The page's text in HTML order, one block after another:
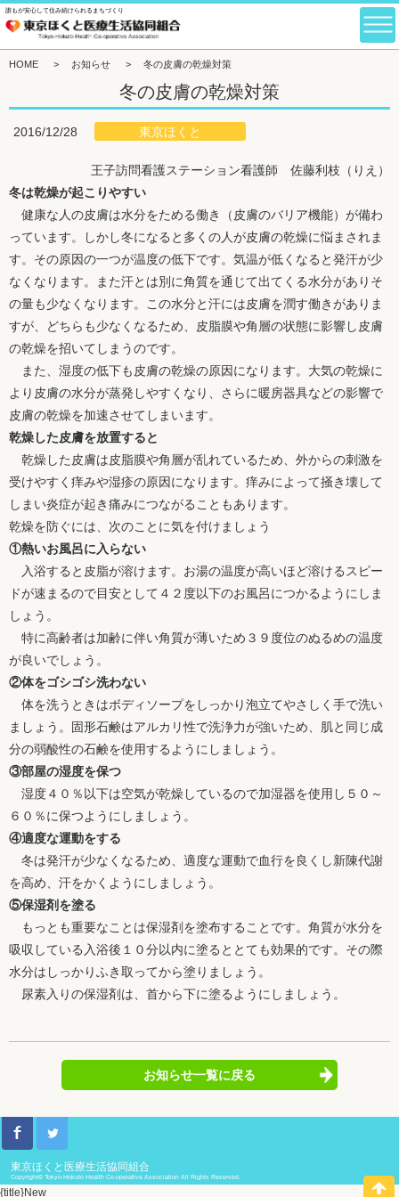
誰もが安心して住み続けられるまちづくり
HOME > お知らせ > 冬の皮膚の乾燥対策
冬の皮膚の乾燥対策
2016/12/28 東京ほくと
王子訪問看護ステーション看護師 佐藤利枝（りえ）
冬は乾燥が起こりやすい
健康な人の皮膚は水分をためる働き（皮膚のバリア機能）が備わ
っています。しかし冬になると多くの人が皮膚の乾燥に悩まされま
す。その原因の一つが温度の低下です。気温が低くなると発汗が少
なくなります。また汗とは別に角質を通じて出てくる水分がありそ
の量も少なくなります。この水分と汗には皮膚を潤す働きがありま
すが、どちらも少なくなるため、皮脂膜や角層の状態に影響し皮膚
の乾燥を招いてしまうのです。
また、湿度の低下も皮膚の乾燥の原因になります。大気の乾燥に
より皮膚の水分が蒸発しやすくなり、さらに暖房器具などの影響で
皮膚の乾燥を加速させてしまいます。
乾燥した皮膚を放置すると
乾燥した皮膚は皮脂膜や角層が乱れているため、外からの刺激を
受けやすく痒みや湿疹の原因になります。痒みによって掻き壊して
しまい炎症が起き痛みにつながることもあります。
乾燥を防ぐには、次のことに気を付けましょう
①熱いお風呂に入らない
入浴すると皮脂が溶けます。お湯の温度が高いほど溶けるスピー
ドが速まるので目安として４２度以下のお風呂につかるようにしま
しょう。
特に高齢者は加齢に伴い角質が薄いため３９度位のぬるめの温度
が良いでしょう。
②体をゴシゴシ洗わない
体を洗うときはボディソープをしっかり泡立てやさしく手で洗い
ましょう。固形石鹸はアルカリ性で洗浄力が強いため、肌と同じ成
分の弱酸性の石鹸を使用するようにしましょう。
③部屋の湿度を保つ
湿度４０％以下は空気が乾燥しているので加湿器を使用し５０～
６０％に保つようにしましょう。
④適度な運動をする
冬は発汗が少なくなるため、適度な運動で血行を良くし新陳代謝
を高め、汗をかくようにしましょう。
⑤保湿剤を塗る
もっとも重要なことは保湿剤を塗布することです。角質が水分を
吸収している入浴後１０分以内に塗るととても効果的です。その際
水分はしっかりふき取ってから塗りましょう。
尿素入りの保湿剤は、首から下に塗るようにしましょう。
お知らせ一覧に戻る
東京ほくと医療生活協同組合
Copyright© Tokyo-Hokuto Health Co-operative Association All Rights Reserved.
{title}New